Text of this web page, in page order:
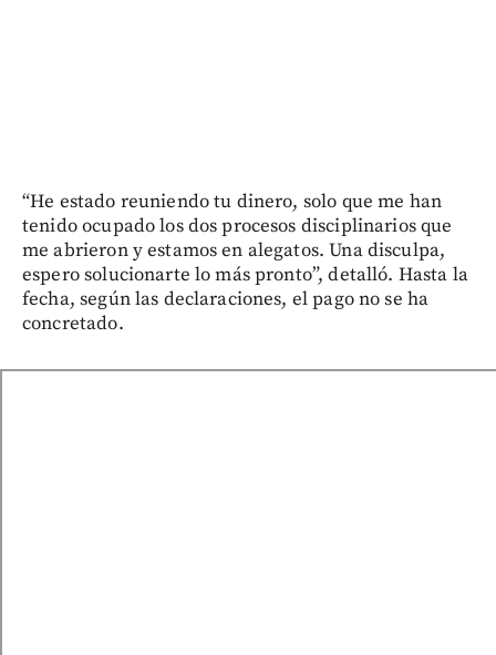
“He estado reuniendo tu dinero, solo que me han
tenido ocupado los dos procesos disciplinarios que
me abrieron y estamos en alegatos. Una disculpa,
espero solucionarte lo más pronto”, detalló. Hasta la
fecha, según las declaraciones, el pago no se ha
concretado.